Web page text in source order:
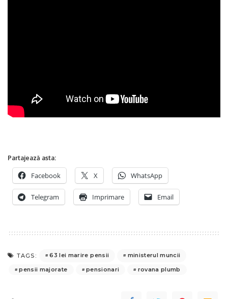
Partajează asta:
Facebook X WhatsApp
Telegram Imprimare Email
TAGS: 63 lei marire pensii
ministerul muncii
pensii majorate
pensionari rovana plumb